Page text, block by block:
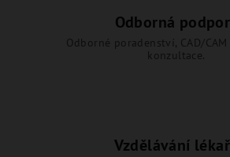
Odborná
Odborné poradenství, CAD/
konzultace.
Vzdělávání